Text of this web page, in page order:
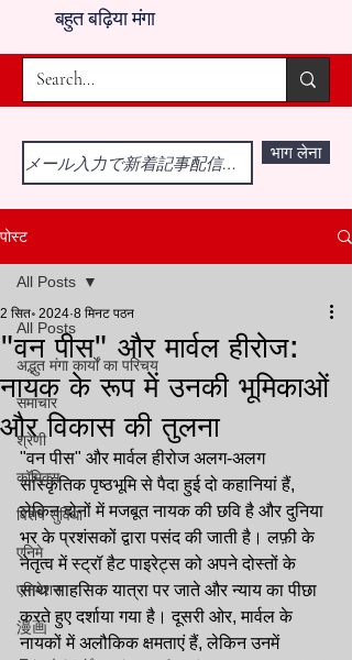
बहुत बढ़िया मंगा
भाग लेना
पोस्ट
All Posts
अद्भुत मंगा कार्यों का परिचय
समाचार
श्रेणी
कॉमिक्स
विशेष सुविधा
एनिमे
एनिमेशन
漫画
All Posts
"वन पीस" और मार्वल हीरोज:
नायक के रूप में उनकी भूमिकाओं
और विकास की तुलना
2 सित॰ 2024 8 मिनट पठन
"वन पीस" और मार्वल हीरोज अलग-अलग
सांस्कृतिक पृष्ठभूमि से पैदा हुई दो कहानियां हैं,
लेकिन दोनों में मजबूत नायक की छवि है और दुनिया
भर के प्रशंसकों द्वारा पसंद की जाती है। लफ़ी के
नेतृत्व में स्ट्रॉ हैट पाइरेट्स को अपने दोस्तों के
साथ साहसिक यात्रा पर जाते और न्याय का पीछा
करते हुए दर्शाया गया है। दूसरी ओर, मार्वल के
नायकों में अलौकिक क्षमताएं हैं, लेकिन उनमें